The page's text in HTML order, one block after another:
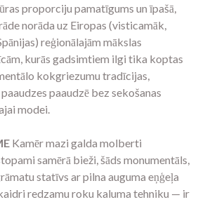
proporciju pamatīgums un īpašā,
norāda uz Eiropas (visticamāk,
reģionālajām mākslas
kurās gadsimtiem ilgi tika koptas
kokgriezumu tradīcijas,
paaudzē bez sekošanas
modei.
Kamēr mazi galda molberti
samērā bieži, šāds monumentāls,
statīvs ar pilna auguma eņģeļa
redzamu roku kaluma tehniku — ir